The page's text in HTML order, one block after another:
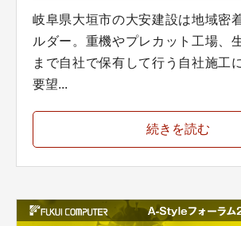
岐阜県大垣市の大安建設は地域密
ルダー。重機やプレカット工場、
まで自社で保有して行う自社施工
要望...
続きを読む